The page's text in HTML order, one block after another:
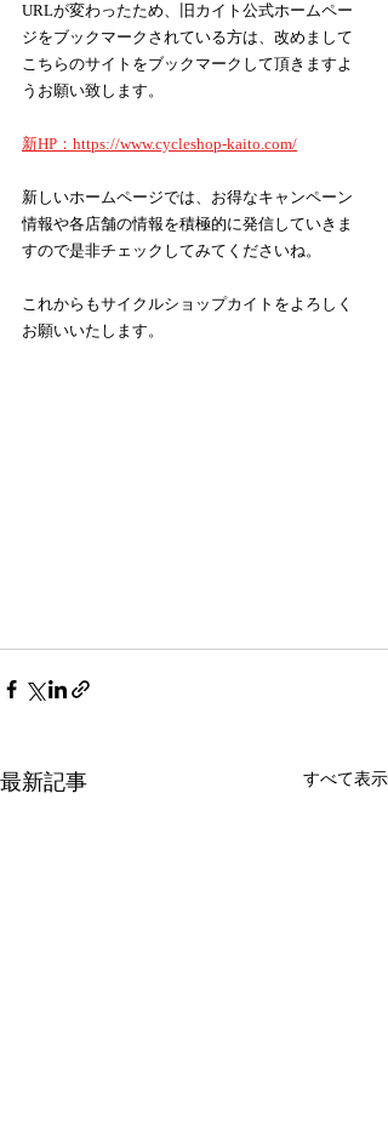
URLが変わったため、旧カイト公式ホームペー
ジをブックマークされている方は、改めまして
こちらのサイトをブックマークして頂きますよ
うお願い致します。
新HP：https://www.cycleshop-kaito.com/
新しいホームページでは、お得なキャンペーン
情報や各店舗の情報を積極的に発信していきま
すので是非チェックしてみてくださいね。
これからもサイクルショップカイトをよろしく
お願いいたします。
最新記事 すべて表示